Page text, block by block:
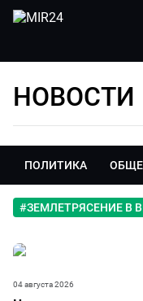
НОВОСТИ
ПОЛИТИКА
#ЗЕМЛЕТРЯСЕНИЕ В
04 августа 2026